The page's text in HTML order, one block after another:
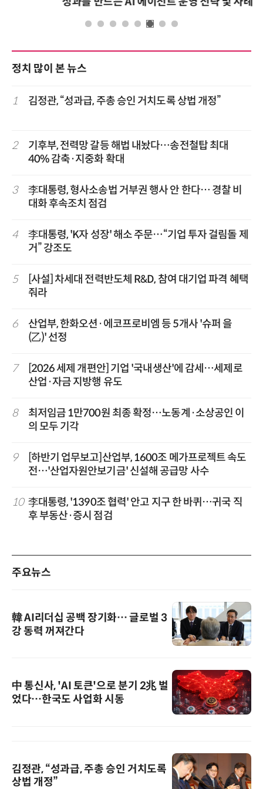
정치 많이 본 뉴스
1 김정관, “성과급, 주총 승인 거치도록 상법 개정”
2
기후부, 전력망 갈등 해법 내놨다…송전철탑 최대
40% 감축·지중화 확대
3
李대통령, 형사소송법 거부권 행사 안 한다… 경찰 비
대화 후속조치 점검
4
李대통령, 'K자 성장' 해소 주문…“기업 투자 걸림돌 제
거” 강조도
5
[사설] 차세대 전력반도체 R&D, 참여 대기업 파격 혜택
줘라
6
산업부, 한화오션·에코프로비엠 등 5개사 '슈퍼 을
(乙)' 선정
7
[2026 세제 개편안] 기업 '국내생산'에 감세…세제로
산업·자금 지방행 유도
8
최저임금 1만700원 최종 확정…노동계·소상공인 이
의 모두 기각
9
[하반기 업무보고]산업부, 1600조 메가프로젝트 속도
전…'산업자원안보기금' 신설해 공급망 사수
10 李대통령, '1390조 협력' 안고 지구 한 바퀴…귀국 직
후 부동산·증시 점검
주요뉴스
韓 AI리더십 공백 장기화… 글로벌 3
강 동력 꺼져간다
中 통신사, 'AI 토큰'으로 분기 2兆 벌
었다…한국도 사업화 시동
김정관, “성과급, 주총 승인 거치도록
상법 개정”